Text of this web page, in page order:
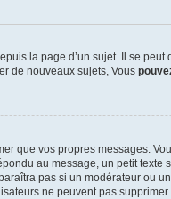
la page d’un sujet. Il se
de nouveaux sujets, Vous
que vos propres messages.
au message, un petit texte
pas si un modérateur ou
ne peuvent pas